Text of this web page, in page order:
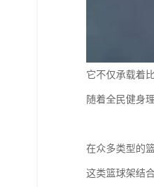
它不仅承载着
随着全民健身
在众多类型的
这类篮球架结